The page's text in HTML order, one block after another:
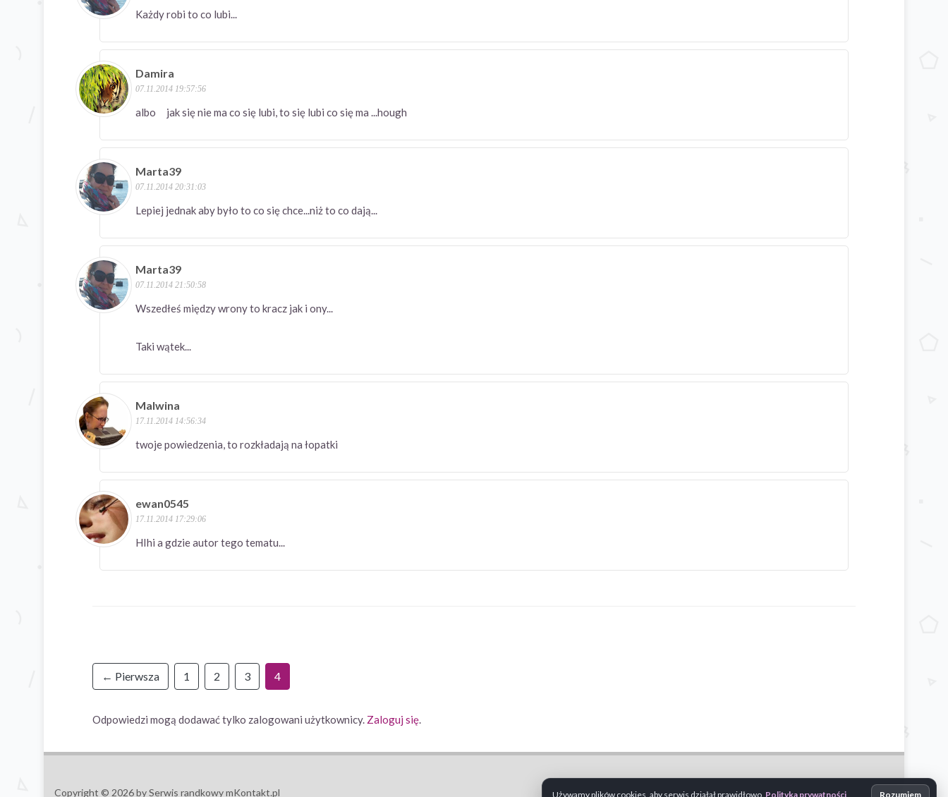
Każdy robi to co lubi...
Damira
07.11.2014 19:57:56
albo jak się nie ma co się lubi, to się lubi co się ma ...hough
Marta39
07.11.2014 20:31:03
Lepiej jednak aby było to co się chce...niż to co dają...
Marta39
07.11.2014 21:50:58
Wszedłeś między wrony to kracz jak i ony...
Taki wątek...
Malwina
17.11.2014 14:56:34
twoje powiedzenia, to rozkładają na łopatki
ewan0545
17.11.2014 17:29:06
HIhi a gdzie autor tego tematu...
← Pierwsza 1 2 3 4
Odpowiedzi mogą dodawać tylko zalogowani użytkownicy. Zaloguj się.
Copyright © 2026 by Serwis randkowy mKontakt.pl Używamy plików cookies, aby serwis działał prawidłowo. Polityka prywatności Rozumiem